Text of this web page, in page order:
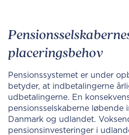
placeringsbehov
Pensionssystemet er under
betyder, at indbetalingerne
udbetalingerne. En
pensionsselskaberne løbende
Danmark og udlandet.
pensionsinvesteringer i